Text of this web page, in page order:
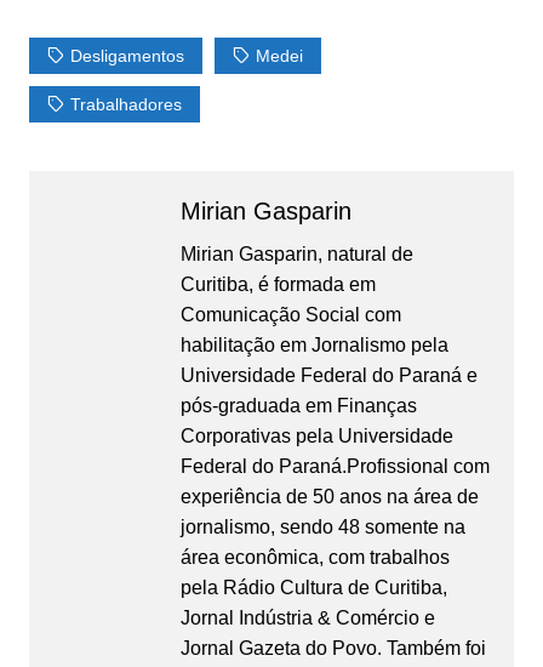
Desligamentos Medei
Trabalhadores
Mirian Gasparin
Mirian Gasparin, natural de
Curitiba, é formada em
Comunicação Social com
habilitação em Jornalismo pela
Universidade Federal do Paraná e
pós-graduada em Finanças
Corporativas pela Universidade
Federal do Paraná.Profissional com
experiência de 50 anos na área de
jornalismo, sendo 48 somente na
área econômica, com trabalhos
pela Rádio Cultura de Curitiba,
Jornal Indústria & Comércio e
Jornal Gazeta do Povo. Também foi